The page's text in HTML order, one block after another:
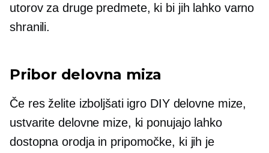
utorov za druge predmete, ki bi jih lahko varno
shranili.
Pribor delovna miza
Če res želite izboljšati igro DIY delovne mize,
ustvarite delovne mize, ki ponujajo lahko
dostopna orodja in pripomočke, ki jih je